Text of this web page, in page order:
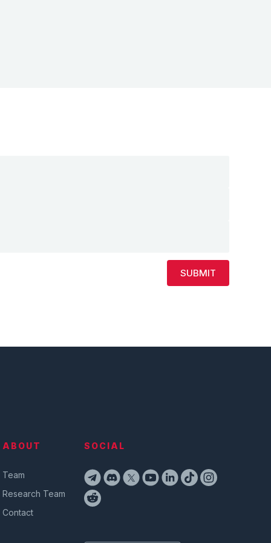
SUBMIT
ABOUT
Team
Research Team
Contact
SOCIAL